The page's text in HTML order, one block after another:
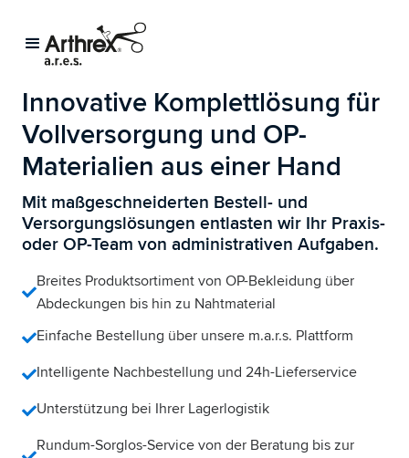
Innovative Komplettlösung für
Vollversorgung und OP-
Materialien aus einer Hand
Mit maßgeschneiderten Bestell- und
Versorgungslösungen entlasten wir Ihr Praxis-
oder OP-Team von administrativen Aufgaben.
Breites Produktsortiment von OP-Bekleidung über
Abdeckungen bis hin zu Nahtmaterial
Einfache Bestellung über unsere m.a.r.s. Plattform
Intelligente Nachbestellung und 24h-Lieferservice
Unterstützung bei Ihrer Lagerlogistik
Rundum-Sorglos-Service von der Beratung bis zur